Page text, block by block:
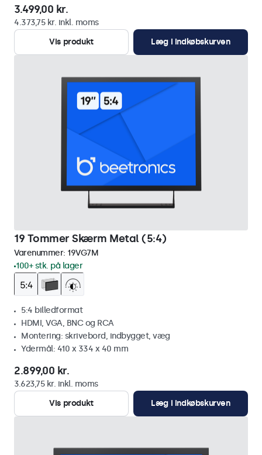
3.499,00 kr.
4.373,75 kr. inkl. moms
Vis produkt
Læg i indkøbskurven
19 Tommer Skærm Metal (5:4)
Varenummer: 19VG7M
100+ stk. på lager
5:4 billedformat
HDMI, VGA, BNC og RCA
Montering: skrivebord, indbygget, væg
Ydermål: 410 x 334 x 40 mm
2.899,00 kr.
3.623,75 kr. inkl. moms
Vis produkt
Læg i indkøbskurven